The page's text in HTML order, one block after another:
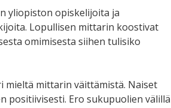
yliopiston opiskelijoita ja
Lopullisen mittarin koostivat
omimisesta siihen tulisiko
mieltä mittarin väittämistä. Naiset
positiivisesti. Ero sukupuolien välillä